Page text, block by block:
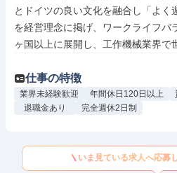
とドイツの良い文化を融合し「よく
を経営理念に掲げ、ワークライフバ
ヶ国以上に展開し、工作機械業界で
仕事の特徴
業界未経験歓迎 年間休日120日以上
退職金あり
完全週休2日制
いま見ている求人へ応募